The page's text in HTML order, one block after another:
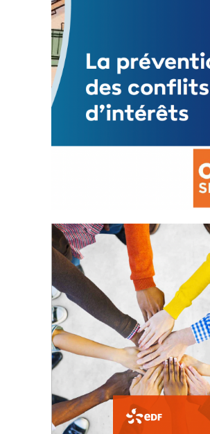
FEUILLETER
La prévention des conflits
d’intérêts
18 septembre 2023
FEUILLETER